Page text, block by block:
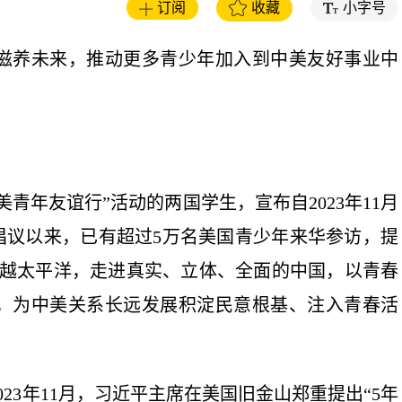
订阅 收藏 小字号
来，推动更多青少年加入到中美友好事业中
友谊行”活动的两国学生，宣布自2023年11月
以来，已有超过5万名美国青少年来华参访，提
太平洋，走进真实、立体、全面的中国，以青春
中美关系长远发展积淀民意根基、注入青春活
11月，习近平主席在美国旧金山郑重提出“5年